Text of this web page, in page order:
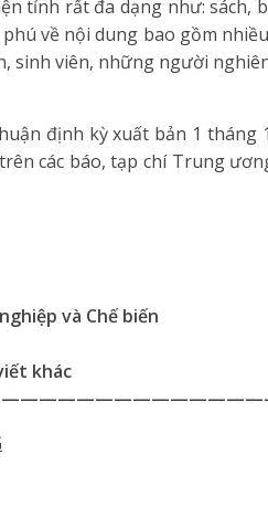
tỉnh rất đa dạng như: sách,
về nội dung bao gồm
sinh viên, những người
định kỳ xuất bản 1 tháng
các báo, tạp chí Trung
nghiệp và Chế biến
khác